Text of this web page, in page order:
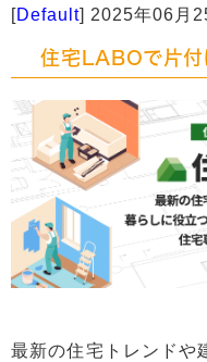
[Default] 2025年06月
住宅LABOで片付
最新の住宅トレンドや